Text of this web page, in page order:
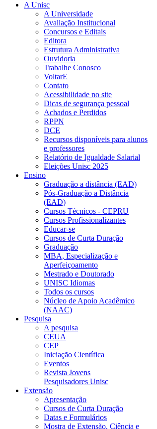
A Unisc
A Universidade
Avaliação Institucional
Concursos e Editais
Editora
Estrutura Administrativa
Ouvidoria
Trabalhe Conosco
VoltarE
Contato
Acessibilidade no site
Dicas de segurança pessoal
Achados e Perdidos
RPPN
DCE
Recursos disponíveis para alunos
e professores
Relatório de Igualdade Salarial
Eleições Unisc 2025
Ensino
Graduação a distância (EAD)
Pós-Graduação a Distância
(EAD)
Cursos Técnicos - CEPRU
Cursos Profissionalizantes
Educar-se
Cursos de Curta Duração
Graduação
MBA, Especialização e
Aperfeiçoamento
Mestrado e Doutorado
UNISC Idiomas
Todos os cursos
Núcleo de Apoio Acadêmico
(NAAC)
Pesquisa
A pesquisa
CEUA
CEP
Iniciação Científica
Eventos
Revista Jovens
Pesquisadores Unisc
Extensão
Apresentação
Cursos de Curta Duração
Datas e Formulários
Mostra de Extensão, Ciência e